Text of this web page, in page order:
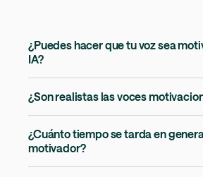
¿Puedes hacer que tu voz sea
IA?
¿Son realistas las voces
¿Cuánto tiempo se tarda en
motivador?